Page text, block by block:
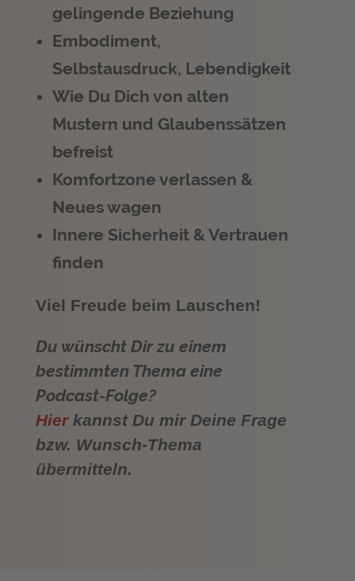
gelingende Beziehung
Embodiment,
Selbstausdruck, Lebendigkeit
Wie Du Dich von alten
Mustern und Glaubenssätzen
befreist
Komfortzone verlassen &
Neues wagen
Innere Sicherheit & Vertrauen
finden
Viel Freude beim Lauschen!
Du wünscht Dir zu einem
bestimmten Thema eine
Podcast-Folge?
Hierkannst Du mir Deine Frage
bzw. Wunsch-Thema
übermitteln.